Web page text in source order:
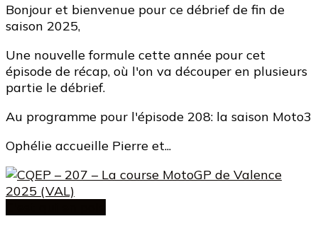
Bonjour et bienvenue pour ce débrief de fin de
saison 2025,
Une nouvelle formule cette année pour cet
épisode de récap, où l'on va découper en plusieurs
partie le débrief.
Au programme pour l'épisode 208: la saison Moto3
Ophélie accueille Pierre et...